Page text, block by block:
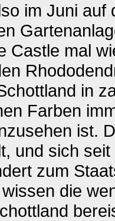
im Juni auf
Castle mal
in
Farben
ist.
und sich
zum
die